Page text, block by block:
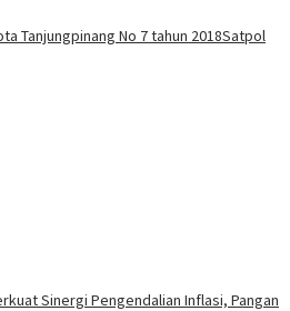
Tanjungpinang No 7 tahun 2018Satpol
Sinergi Pengendalian Inflasi, Pangan